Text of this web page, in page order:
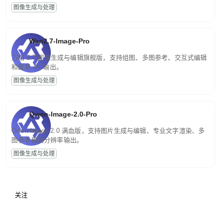
图像生成与处理
Wan2.7-Image-Pro
万相 2.7 图像生成与编辑旗舰版，支持组图、多图参考、交互式编辑
和最高 4K 输出。
图像生成与处理
Qwen-Image-2.0-Pro
Qwen-Image-2.0 满血版，支持图片生成与编辑、专业文字渲染、多
图参考和高分辨率输出。
图像生成与处理
关注